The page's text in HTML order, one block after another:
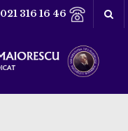
021 316 16 46